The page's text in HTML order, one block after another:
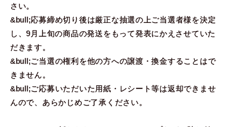
さい。
&bull;応募締め切り後は厳正な抽選の上ご当選者様を決定
し、9月上旬の商品の発送をもって発表にかえさせていた
だきます。
&bull;ご当選の権利を他の方への譲渡・換金することはで
きません。
&bull;ご応募いただいた用紙・レシート等は返却できませ
んので、あらかじめご了承ください。